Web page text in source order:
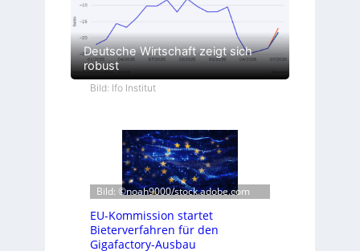
Deutsche Wirtschaft zeigt sich
robust
Bild: Ifo Institut
Bild: ©noah9000/stock.adobe.com
EU-Kommission startet
Bieterverfahren für den
Gigafactory-Ausbau